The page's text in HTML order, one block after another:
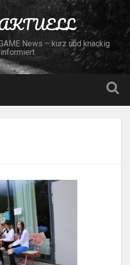
News – kurz und knackig
informiert